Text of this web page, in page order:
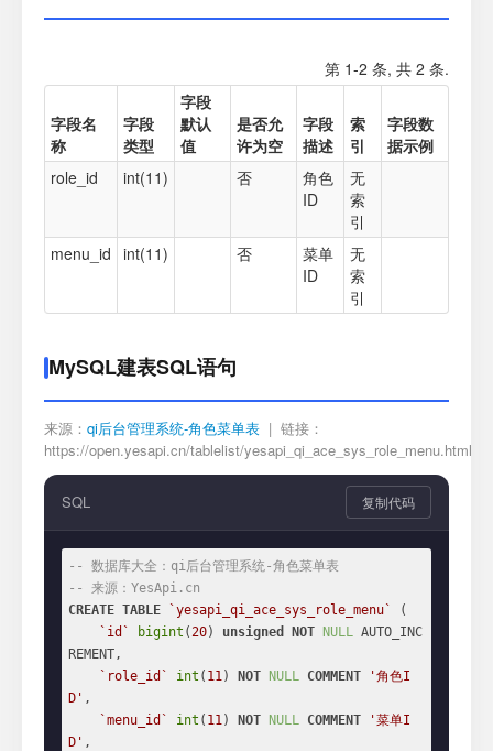
第 1-2 条, 共 2 条.
字段名
称
字段
类型
字段
默认
值
是否允
许为空
字段
描述
索
引
字段数
据示例
role_id
int(11) 否
角色
ID
无
索
引
menu_id int(11) 否
菜单
ID
无
索
引
MySQL建表SQL语句
来源： qi后台管理系统-角色菜单表 | 链接：
https://open.yesapi.cn/tablelist/yesapi_qi_ace_sys_role_menu.html
SQL 复制代码
-- 数据库大全：qi后台管理系统-角色菜单表
-- 来源：YesApi.cn
CREATE TABLE `yesapi_qi_ace_sys_role_menu`
(
`id`
bigint (20) unsigned NOT NULL AUTO_INC
REMENT,
`role_id`
int ( 11) NOT NULL COMMENT
'角色I
D' ,
`menu_id`
int ( 11) NOT NULL COMMENT
'菜单I
D' ,